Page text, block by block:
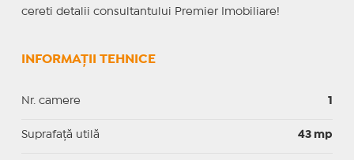
cereti detalii consultantului Premier Imobiliare!
INFORMAȚII TEHNICE
Nr. camere 1
Suprafaţă utilă 43 mp